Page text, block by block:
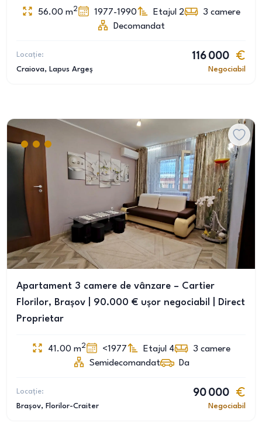
56.00 m2 1977-1990 Etajul 2 3 camere
Decomandat
Locație:
Craiova, Lapus Argeș
116 000
Negociabil
Apartament 3 camere de vânzare – Cartier
Florilor, Brașov | 90.000 € ușor negociabil | Direct
Proprietar
41.00 m2 <1977 Etajul 4 3 camere
Semidecomandat
Da
Locație:
Brașov, Florilor-Craiter
90 000
Negociabil